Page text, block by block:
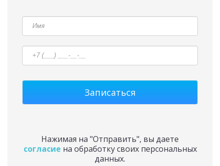
Нажимая на "Отправить", вы даете
согласие на обработку своих персональных
данных.